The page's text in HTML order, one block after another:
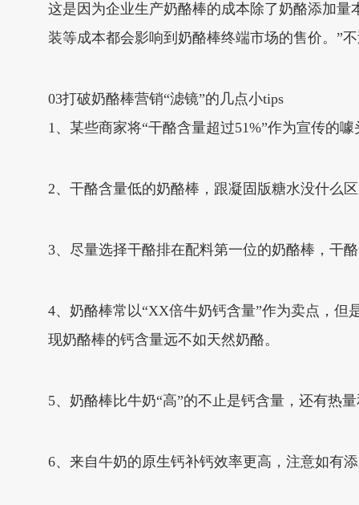
这是因为企业生产奶酪棒的成本除了奶酪添加
装等成本都会影响到奶酪棒终端市场的售价。”
03打破奶酪棒营销“滤镜”的几点小tips
1、某些商家将“干酪含量超过51%”作为宣传的
2、干酪含量低的奶酪棒，跟凝固版糖水没什么
3、尽量选择干酪排在配料第一位的奶酪棒，干
4、奶酪棒常以“XX倍牛奶钙含量”作为卖点，
现奶酪棒的钙含量远不如天然奶酪。
5、奶酪棒比牛奶“高”的不止是钙含量，还有热
6、来自牛奶的原生钙补钙效率更高，注意如有